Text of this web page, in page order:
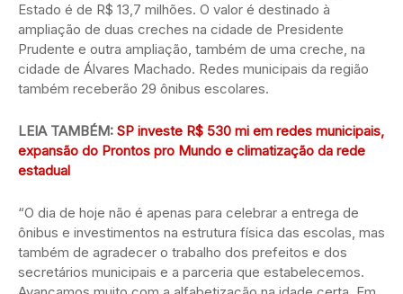
Estado é de R$ 13,7 milhões. O valor é destinado à
ampliação de duas creches na cidade de Presidente
Prudente e outra ampliação, também de uma creche, na
cidade de Álvares Machado. Redes municipais da região
também receberão 29 ônibus escolares.
LEIA TAMBÉM: SP investe R$ 530 mi em redes municipais,
expansão do Prontos pro Mundo e climatização da rede
estadual
“O dia de hoje não é apenas para celebrar a entrega de
ônibus e investimentos na estrutura física das escolas, mas
também de agradecer o trabalho dos prefeitos e dos
secretários municipais e a parceria que estabelecemos.